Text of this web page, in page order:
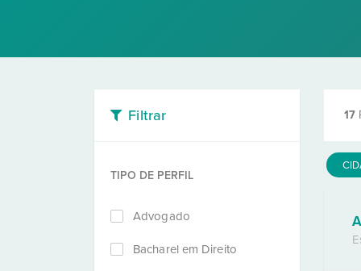
Filtrar
TIPO DE PERFIL
Advogado
Bacharel em Direito
17